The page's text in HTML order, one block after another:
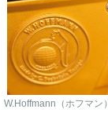
W.Hoffmann（ホフマン）